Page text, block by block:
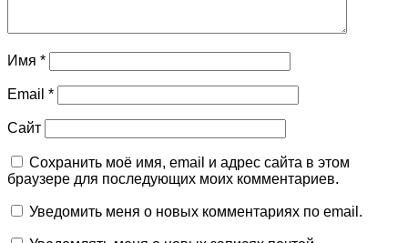
Имя *
Email *
Сайт
Сохранить моё имя, email и адрес сайта в этом
браузере для последующих моих комментариев.
Уведомить меня о новых комментариях по email.